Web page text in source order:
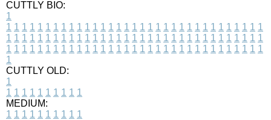
CUTTLY BIO:
1
1 1 1 1 1 1 1 1 1 1 1 1 1 1 1 1 1 1 1 1 1 1 1 1 1 1 1 1 1 1 1 1 1
1 1 1 1 1 1 1 1 1 1 1 1 1 1 1 1 1 1 1 1 1 1 1 1 1 1 1 1 1 1 1 1 1
1 1 1 1 1 1 1 1 1 1 1 1 1 1 1 1 1 1 1 1 1 1 1 1 1 1 1 1 1 1 1 1 1
1
CUTTLY OLD:
1
1 1 1 1 1 1 1 1 1 1
MEDIUM:
1 1 1 1 1 1 1 1 1 1